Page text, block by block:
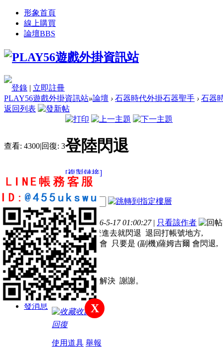
形象首頁
線上購買
論壇BBS
登錄 | 立即註冊
PLAY56遊戲外掛資訊站»論壇 › 石器時代外掛石器聖手 › 石器
返回列表
查看: 4300|回復: 3登陸閃退
[複製鏈接]
qwert0411
2
主題
7
帖子
34
積分
新手上路
積分
34
發消息
電梯直達
樓主
發表於 2016-5-17 01:00:27 | 只看該作者
登入人物那 登進去就閃退 退回打帳號地方,
其他分流就不會 只要是 (副機)薩姆吉爾 會閃退,
麻煩一下如何解決 謝謝。
收藏
回復
使用道具 舉報
X